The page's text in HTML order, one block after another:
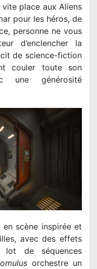
vite place aux Aliens
pour les héros, de
personne ne vous
d’enclencher la
de science-fiction
couler toute son
une générosité
scène inspirée et
avec des effets
lot de séquences
orchestre un